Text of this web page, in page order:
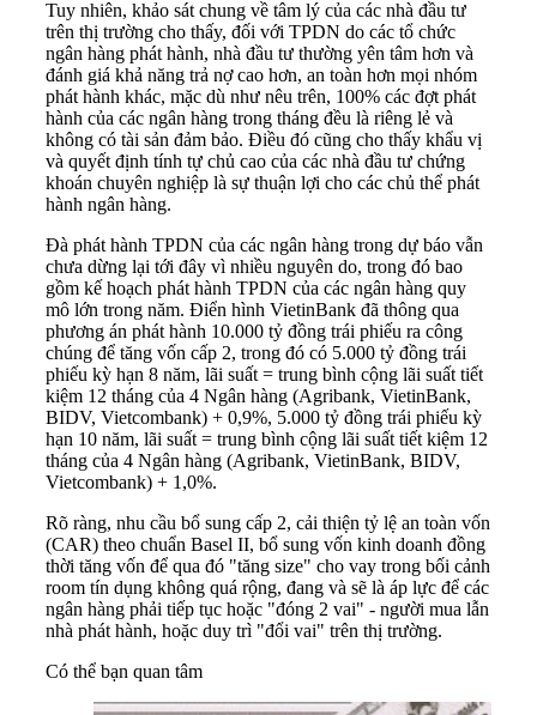
Tuy nhiên, khảo sát chung về tâm lý của các nhà đầu tư
trên thị trường cho thấy, đối với TPDN do các tổ chức
ngân hàng phát hành, nhà đầu tư thường yên tâm hơn và
đánh giá khả năng trả nợ cao hơn, an toàn hơn mọi nhóm
phát hành khác, mặc dù như nêu trên, 100% các đợt phát
hành của các ngân hàng trong tháng đều là riêng lẻ và
không có tài sản đảm bảo. Điều đó cũng cho thấy khẩu vị
và quyết định tính tự chủ cao của các nhà đầu tư chứng
khoán chuyên nghiệp là sự thuận lợi cho các chủ thể phát
hành ngân hàng.
Đà phát hành TPDN của các ngân hàng trong dự báo vẫn
chưa dừng lại tới đây vì nhiều nguyên do, trong đó bao
gồm kế hoạch phát hành TPDN của các ngân hàng quy
mô lớn trong năm. Điển hình VietinBank đã thông qua
phương án phát hành 10.000 tỷ đồng trái phiếu ra công
chúng để tăng vốn cấp 2, trong đó có 5.000 tỷ đồng trái
phiếu kỳ hạn 8 năm, lãi suất = trung bình cộng lãi suất tiết
kiệm 12 tháng của 4 Ngân hàng (Agribank, VietinBank,
BIDV, Vietcombank) + 0,9%, 5.000 tỷ đồng trái phiếu kỳ
hạn 10 năm, lãi suất = trung bình cộng lãi suất tiết kiệm 12
tháng của 4 Ngân hàng (Agribank, VietinBank, BIDV,
Vietcombank) + 1,0%.
Rõ ràng, nhu cầu bổ sung cấp 2, cải thiện tỷ lệ an toàn vốn
(CAR) theo chuẩn Basel II, bổ sung vốn kinh doanh đồng
thời tăng vốn để qua đó "tăng size" cho vay trong bối cảnh
room tín dụng không quá rộng, đang và sẽ là áp lực để các
ngân hàng phải tiếp tục hoặc "đóng 2 vai" - người mua lẫn
nhà phát hành, hoặc duy trì "đổi vai" trên thị trường.
Có thể bạn quan tâm